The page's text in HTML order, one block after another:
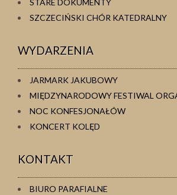
STARE DOKUMENTY
SZCZECIŃSKI CHÓR KATEDRALNY
WYDARZENIA
JARMARK JAKUBOWY
MIĘDZYNARODOWY FESTIWAL
NOC KONFESJONAŁÓW
KONCERT KOLĘD
KONTAKT
BIURO PARAFIALNE